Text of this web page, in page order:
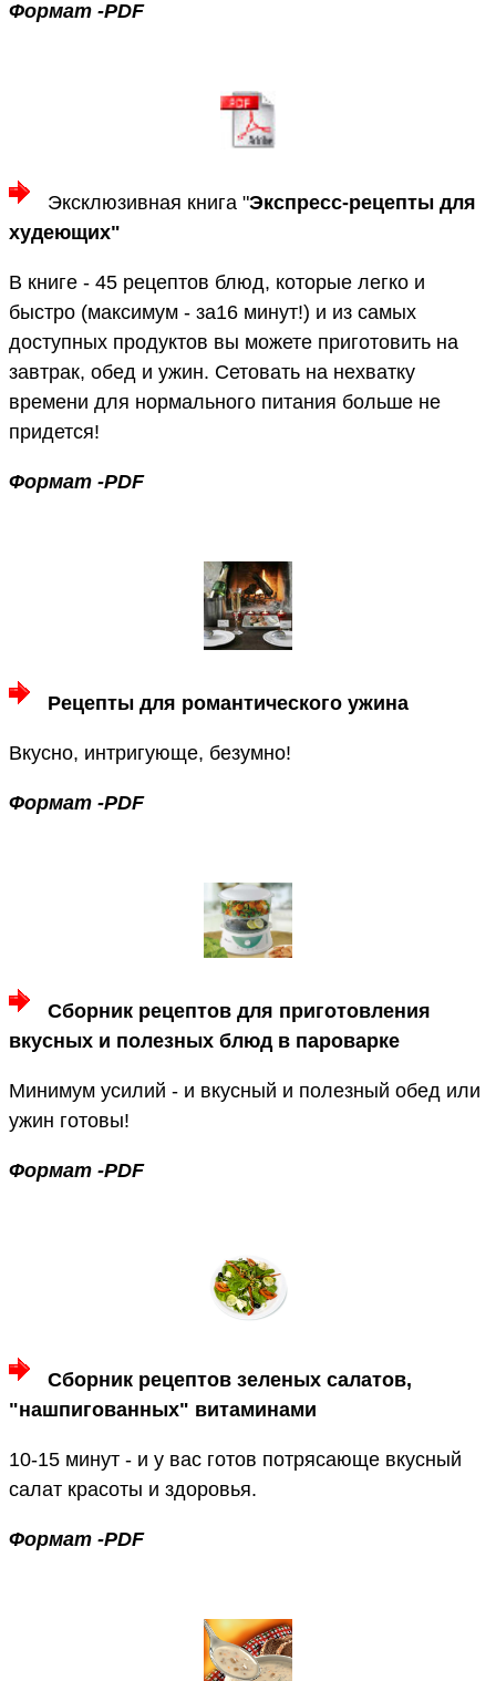
Формат -PDF
Эксклюзивная книга "Экспресс-рецепты для
худеющих"
В книге - 45 рецептов блюд, которые легко и
быстро (максимум - за16 минут!) и из самых
доступных продуктов вы можете приготовить на
завтрак, обед и ужин. Сетовать на нехватку
времени для нормального питания больше не
придется!
Формат -PDF
Рецепты для романтического ужина
Вкусно, интригующе, безумно!
Формат -PDF
Сборник рецептов для приготовления
вкусных и полезных блюд в пароварке
Минимум усилий - и вкусный и полезный обед или
ужин готовы!
Формат -PDF
Сборник рецептов зеленых салатов,
"нашпигованных" витаминами
10-15 минут - и у вас готов потрясающе вкусный
салат красоты и здоровья.
Формат -PDF